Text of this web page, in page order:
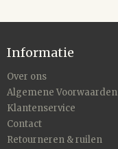
Informatie
Over ons
Algemene Voorwaarden
Klantenservice
Contact
Retourneren & ruilen